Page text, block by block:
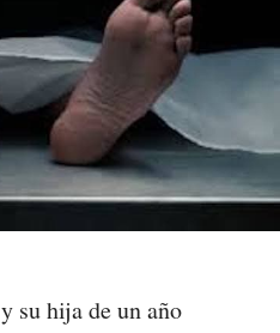
su hija de un año